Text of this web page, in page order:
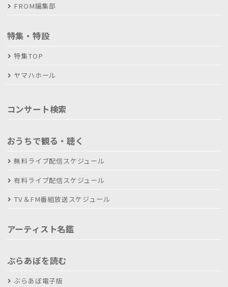
FROM編集部
特集・特設
特集TOP
ヤマハホール
コンサート検索
おうちで観る・聴く
無料ライブ配信スケジュール
有料ライブ配信スケジュール
TV＆FM番組放送スケジュール
アーティスト名鑑
ぶらあぼを読む
ぶらあぼ電子版